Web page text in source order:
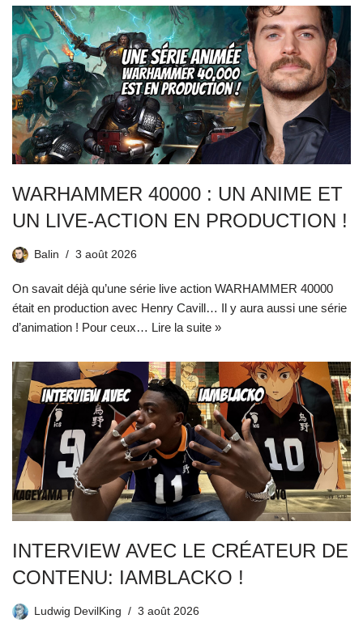
WARHAMMER 40000 : UN ANIME ET
UN LIVE-ACTION EN PRODUCTION !
Balin 3 août 2026
On savait déjà qu’une série live action WARHAMMER 40000
était en production avec Henry Cavill… Il y aura aussi une série
d’animation ! Pour ceux… Lire la suite »
INTERVIEW AVEC LE CRÉATEUR DE
CONTENU: IAMBLACKO !
Ludwig DevilKing 3 août 2026